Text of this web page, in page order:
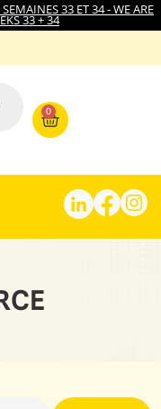
33 ET 34 - WE ARE
33 + 34
0